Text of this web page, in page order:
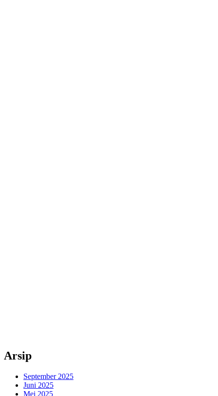
Arsip
September 2025
Juni 2025
Mei 2025